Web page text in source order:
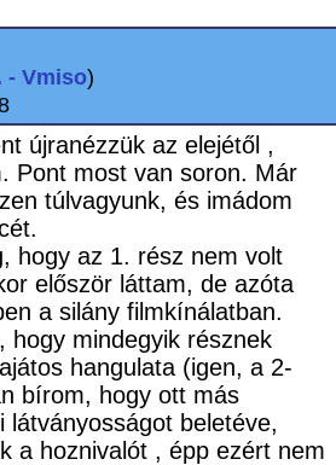
- Vmiso)
újranézzük az elejétől ,
Pont most van soron. Már
túlvagyunk, és imádom
hogy az 1. rész nem volt
először láttam, de azóta
a silány filmkínálatban.
hogy mindegyik résznek
hangulata (igen, a 2-
bírom, hogy ott más
látványosságot beletéve,
a hoznivalót , épp ezért nem